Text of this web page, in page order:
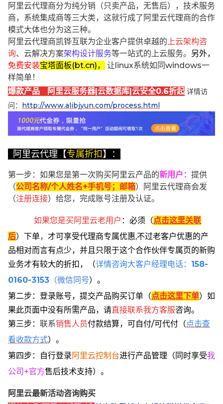
阿里云代理商分为纯分销（只卖产品，无售后），技术服务
商，系统集成商等三大类，这就行成了阿里云代理商的合作
模式大体也分为这三种。
阿里云代理商凯铧互联为企业客户提供卓越的 上云架构咨
询、云解决方案架构设计服务等一站式的上云服务。 另外，
免费安装宝塔面板(bt.cn)，
让linux系统如同windows一
样简单！
爆款产品 阿里云服务器|云数据库|云安全0.6折起 详情访
问： http://www.alibjyun.com/process.html
阿里云代理【专属折扣】：
第一步：如果您是第一次购买阿里云产品的新用户 ： 提供
（公司名称/个人姓名+手机号；邮箱）阿里云代理商会发
（注册连接）给您，完成账号注册及认证。
如果您是买阿里云老用户 ： 必须 （点击这里关联
后） 下单， 才可享受代理商专属优惠,不过老客户优惠的产
品相对而言有点少，并且只限于这个合作伙伴专属页的新购
业务才有较大的折扣，
（详情咨询大客户经理电话： 158-
0160-3153 （微信同号）。
第二步：登录账号，提交产品购买订单（点击这里下单） 如
果此页面中没有所需产品，请直接联系我方客服咨询。
第三步： 联系销售人员付款结算，可自付/可代付（点击查
看收款方式）。
第四步：自行登录阿里云控制台进行产品管理（同时享受我
公司+官方售后技术支持）。
阿里云最新活动咨询购买